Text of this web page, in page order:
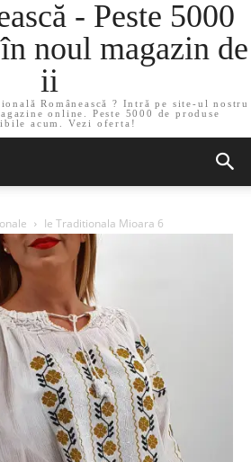
- Peste 5000
noul magazin de
ii
Românească ? Intră pe site-ul nostru
online. Peste 5000 de produse
acum. Vezi oferta!
Ie Traditionala Mioara 6